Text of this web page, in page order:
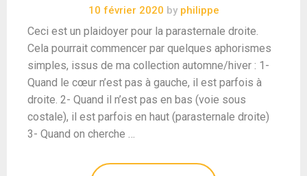
10 février 2020 byphilippe
Ceci est un plaidoyer pour la parasternale droite.
Cela pourrait commencer par quelques aphorismes
simples, issus de ma collection automne/hiver : 1-
Quand le cœur n’est pas à gauche, il est parfois à
droite. 2- Quand il n’est pas en bas (voie sous
costale), il est parfois en haut (parasternale droite)
3- Quand on cherche …